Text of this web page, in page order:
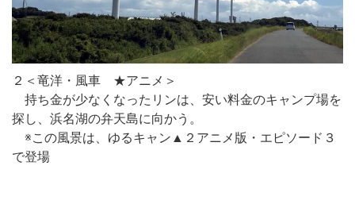
２＜竜洋・風車 ★アニメ＞
持ち金が少なくなったリンは、安い料金のキャンプ場を
探し、浜名湖の弁天島に向かう。
※この風景は、ゆるキャン▲２アニメ版・エピソード３
で登場